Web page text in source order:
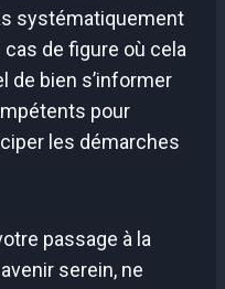
systématiquement
de figure où cela
de bien s’informer
pour
les démarches
passage à la
serein, ne